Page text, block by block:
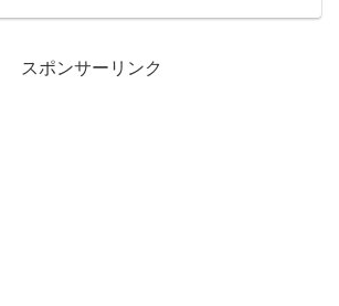
スポンサーリンク